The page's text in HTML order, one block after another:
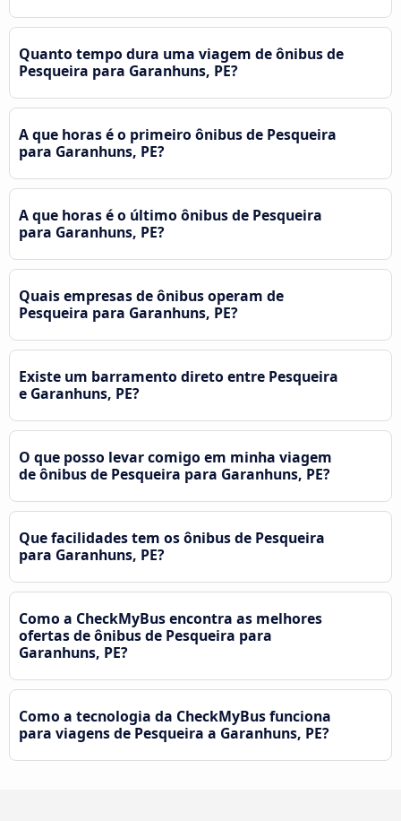
Quanto tempo dura uma viagem de ônibus de
Pesqueira para Garanhuns, PE?
A que horas é o primeiro ônibus de Pesqueira
para Garanhuns, PE?
A que horas é o último ônibus de Pesqueira
para Garanhuns, PE?
Quais empresas de ônibus operam de
Pesqueira para Garanhuns, PE?
Existe um barramento direto entre Pesqueira
e Garanhuns, PE?
O que posso levar comigo em minha viagem
de ônibus de Pesqueira para Garanhuns, PE?
Que facilidades tem os ônibus de Pesqueira
para Garanhuns, PE?
Como a CheckMyBus encontra as melhores
ofertas de ônibus de Pesqueira para
Garanhuns, PE?
Como a tecnologia da CheckMyBus funciona
para viagens de Pesqueira a Garanhuns, PE?